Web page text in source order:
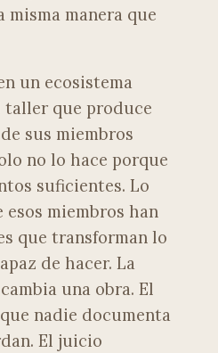
misma manera que
un ecosistema
taller que produce
sus miembros
no lo hace porque
suficientes. Lo
miembros han
que transforman lo
de hacer. La
una obra. El
nadie documenta
El juicio